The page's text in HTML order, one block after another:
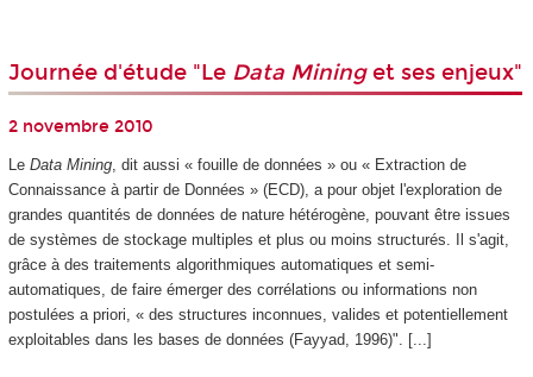
Journée d'étude "Le Data Mininget ses enjeux"
2 novembre 2010
Le Data Mining, dit aussi « fouille de données » ou « Extraction de
Connaissance à partir de Données » (ECD), a pour objet l'exploration de
grandes quantités de données de nature hétérogène, pouvant être issues
de systèmes de stockage multiples et plus ou moins structurés. Il s'agit,
grâce à des traitements algorithmiques automatiques et semi-
automatiques, de faire émerger des corrélations ou informations non
postulées a priori, « des structures inconnues, valides et potentiellement
exploitables dans les bases de données (Fayyad, 1996)". [...]